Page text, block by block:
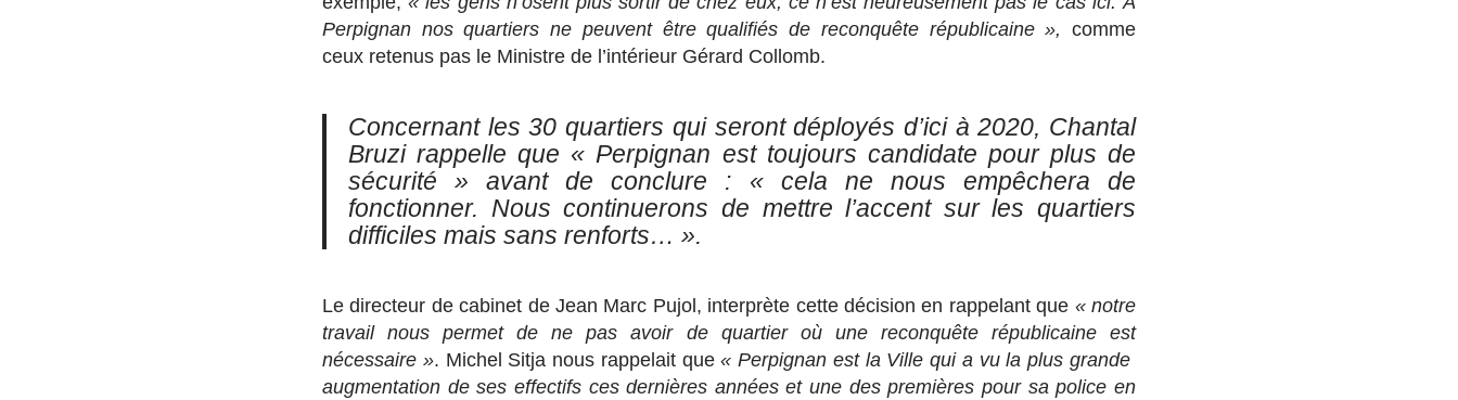
Perpignan nos quartiers ne peuvent être qualifiés de reconquête républicaine », comme
ceux retenus pas le Ministre de l’intérieur Gérard Collomb.
Concernant les 30 quartiers qui seront déployés d’ici à 2020, Chantal
Bruzi rappelle que « Perpignan est toujours candidate pour plus de
sécurité »avant de conclure : « cela ne nous empêchera de
fonctionner. Nous continuerons de mettre l’accent sur les quartiers
difficiles mais sans renforts… ».
Le directeur de cabinet de Jean Marc Pujol, interprète cette décision en rappelant que « notre
travail nous permet de ne pas avoir de quartier où une reconquête républicaine est
nécessaire ». Michel Sitja nous rappelait que« Perpignan est la Ville qui a vu la plus grande
augmentation de ses effectifs ces dernières années et une des premières pour sa police en